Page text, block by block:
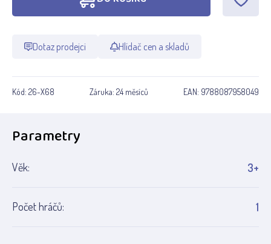
Dotaz prodejci Hlídač cen a skladů
Kód: 26-X68 Záruka: 24 měsíců EAN: 9788087958049
Parametry
Věk: 3+
Počet hráčů: 1